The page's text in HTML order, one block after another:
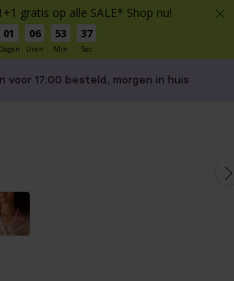
gratis op alle SALE* Shop nu!
01
Dagen
06
Uren
53
Min
37
Sec
voor 17:00 besteld, morgen in huis